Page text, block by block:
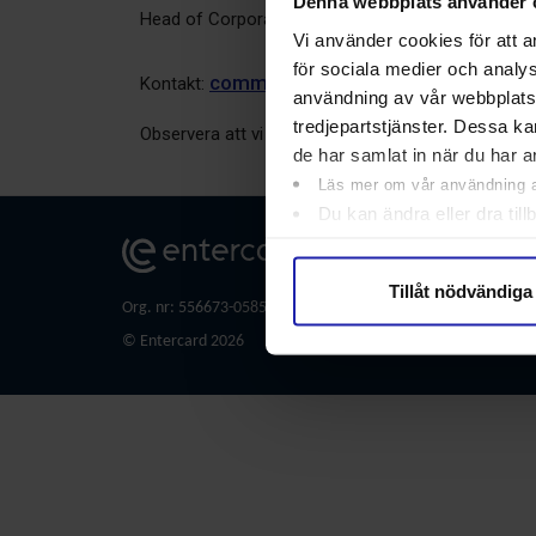
Vi använder cookies för att
för sociala medier och
användning av vår
tredjepartstjänster. Dessa
de har samlat in när du har
Läs mer om vår användning
Du kan ändra eller dra
Tillåt nödvändiga
Head of Corporate Communications
Kontakt: communication@entercard.com
Observera att vi endast besvarar förfrågningar
Org. nr: 556673-0585
© Entercard 2026
Sverige